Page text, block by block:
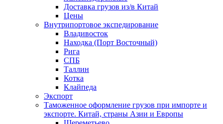
Доставка грузов из/в Китай
Цены
Внутрипортовое экспедирование
Владивосток
Находка (Порт Восточный)
Рига
СПБ
Таллин
Котка
Клайпеда
Экспорт
Таможенное оформление грузов при импорте и
экспорте. Китай, страны Азии и Европы